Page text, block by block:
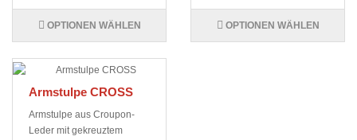
OPTIONEN WÄHLEN OPTIONEN WÄHLEN
Armstulpe CROSS
Armstulpe aus Croupon-
Leder mit gekreuztem